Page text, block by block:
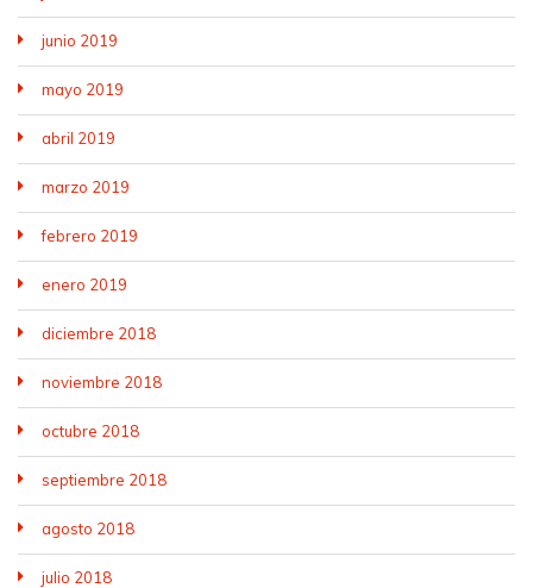
junio 2019
mayo 2019
abril 2019
marzo 2019
febrero 2019
enero 2019
diciembre 2018
noviembre 2018
octubre 2018
septiembre 2018
agosto 2018
julio 2018